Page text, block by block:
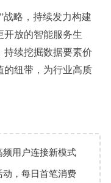
战略，持续发力构建
开放的智能服务生
持续挖掘数据要素价
的纽带，为行业高质
频用户连接新模式
动，每日首笔消费